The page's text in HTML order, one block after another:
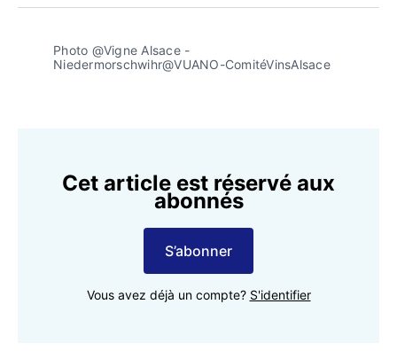
Photo @Vigne Alsace -
Niedermorschwihr@VUANO-ComitéVinsAlsace
Cet article est réservé aux
abonnés
S’abonner
Vous avez déjà un compte? S'identifier